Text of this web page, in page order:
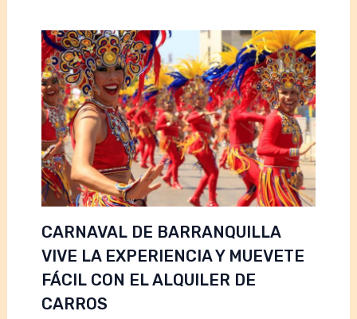
CARNAVAL DE BARRANQUILLA
VIVE LA EXPERIENCIA Y MUEVETE
FÁCIL CON EL ALQUILER DE
CARROS